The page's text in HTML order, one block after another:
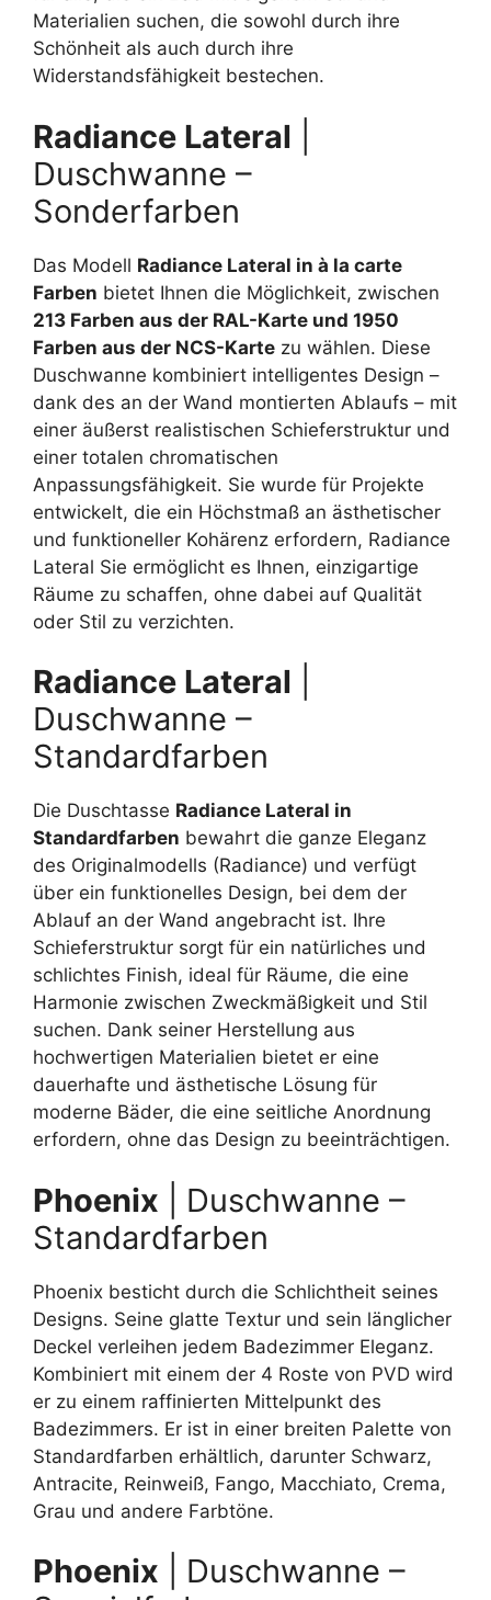
Materialien suchen, die sowohl durch ihre
Schönheit als auch durch ihre
Widerstandsfähigkeit bestechen.
Radiance Lateral
Duschwanne –
Sonderfarben
Das Modell Radiance Lateral in à la carte
Farben bietet Ihnen die Möglichkeit, zwischen
213 Farben aus der RAL-Karte und 1950
Farben aus der NCS-Karte zu wählen. Diese
Duschwanne kombiniert intelligentes Design –
dank des an der Wand montierten Ablaufs – mit
einer äußerst realistischen Schieferstruktur und
einer totalen chromatischen
Anpassungsfähigkeit. Sie wurde für Projekte
entwickelt, die ein Höchstmaß an ästhetischer
und funktioneller Kohärenz erfordern, Radiance
Lateral Sie ermöglicht es Ihnen, einzigartige
Räume zu schaffen, ohne dabei auf Qualität
oder Stil zu verzichten.
Radiance Lateral
Duschwanne –
Standardfarben
Die Duschtasse Radiance Lateral in
Standardfarben bewahrt die ganze Eleganz
des Originalmodells (Radiance) und verfügt
über ein funktionelles Design, bei dem der
Ablauf an der Wand angebracht ist. Ihre
Schieferstruktur sorgt für ein natürliches und
schlichtes Finish, ideal für Räume, die eine
Harmonie zwischen Zweckmäßigkeit und Stil
suchen. Dank seiner Herstellung aus
hochwertigen Materialien bietet er eine
dauerhafte und ästhetische Lösung für
moderne Bäder, die eine seitliche Anordnung
erfordern, ohne das Design zu beeinträchtigen.
Phoenix | Duschwanne –
Standardfarben
Phoenix besticht durch die Schlichtheit seines
Designs. Seine glatte Textur und sein länglicher
Deckel verleihen jedem Badezimmer Eleganz.
Kombiniert mit einem der 4 Roste von PVD wird
er zu einem raffinierten Mittelpunkt des
Badezimmers. Er ist in einer breiten Palette von
Standardfarben erhältlich, darunter Schwarz,
Antracite, Reinweiß, Fango, Macchiato, Crema,
Grau und andere Farbtöne.
Phoenix | Duschwanne –